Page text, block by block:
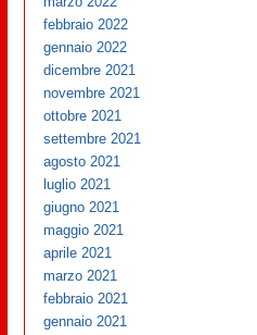
febbraio 2022
gennaio 2022
dicembre 2021
novembre 2021
ottobre 2021
settembre 2021
agosto 2021
luglio 2021
giugno 2021
maggio 2021
aprile 2021
marzo 2021
febbraio 2021
gennaio 2021